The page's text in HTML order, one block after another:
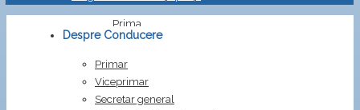
Prima
pagină
Dispozitia
208/2024
Despre Conducere
Primar
Viceprimar
Secretar general